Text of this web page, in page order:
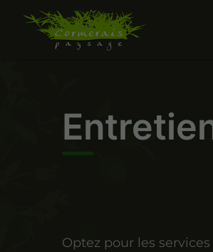
Optez pour les